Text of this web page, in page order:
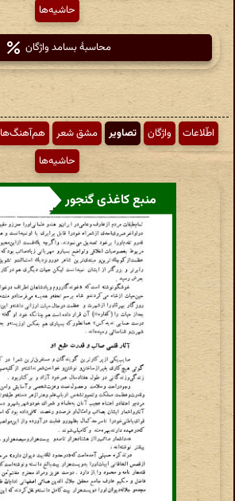
حاشیه‌ها
محاسبهٔ بسامد واژگان
اطّلاعات واژگان تصاویر مشق شعر هم‌آهنگ‌ها
حاشیه‌ها
منبع کاغذی گنجور